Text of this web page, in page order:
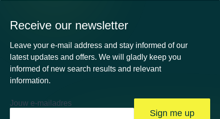
Receive our newsletter
Leave your e-mail address and stay informed of our
latest updates and offers. We will gladly keep you
informed of new search results and relevant
information.
Jouw e-mailadres
Sign me up